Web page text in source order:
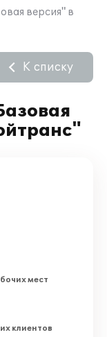
версия" в
К списку
мест
клиентов